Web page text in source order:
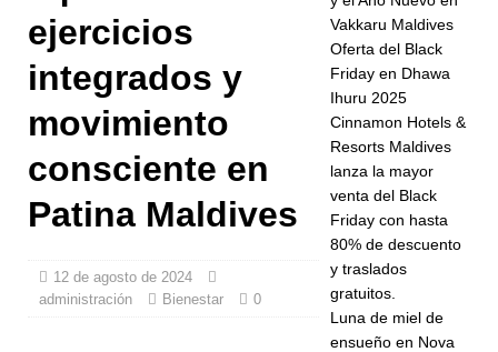
cinco
HOTELES Y
COMPLEJO
TURÍSTICOS
ejercicios
integrados y
movimiento
consciente en
Patina Maldives
12 de agosto de 2024
administración
Bienestar 0
Vakkaru Maldives
Oferta del Black
Friday en Dhawa
Ihuru 2025
Cinnamon Hotels &
Resorts Maldives
lanza la mayor
venta del Black
Friday con hasta
80% de descuento
y traslados
gratuitos.
Luna de miel de
ensueño en Nova